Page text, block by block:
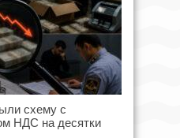
схему с
НДС на десятки